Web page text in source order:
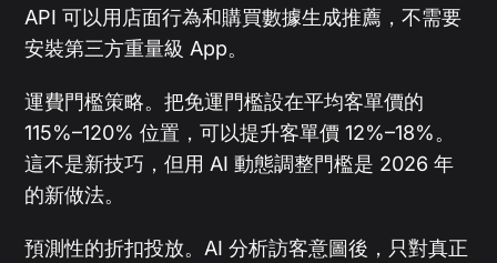
API 可以用店面行為和購買數據生成推薦，不需要
安裝第三方重量級 App。
運費門檻策略。把免運門檻設在平均客單價的
115%–120% 位置，可以提升客單價 12%–18%。
這不是新技巧，但用 AI 動態調整門檻是 2026 年
的新做法。
預測性的折扣投放。AI 分析訪客意圖後，只對真正